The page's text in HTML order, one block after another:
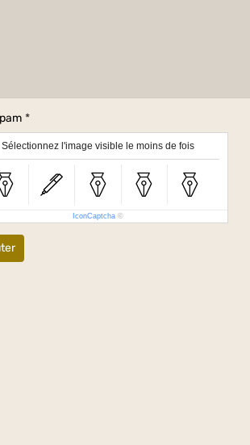
Sélectionnez l'image visible le moins de fois
IconCaptcha ©